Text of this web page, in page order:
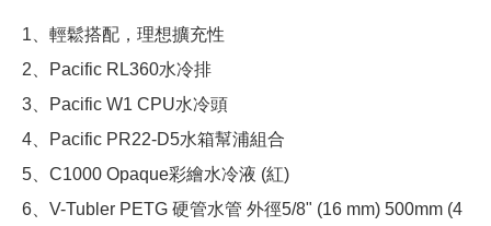
1、輕鬆搭配，理想擴充性
2、Pacific RL360水冷排
3、Pacific W1 CPU水冷頭
4、Pacific PR22-D5水箱幫浦組合
5、C1000 Opaque彩繪水冷液 (紅)
6、V-Tubler PETG 硬管水管 外徑5/8" (16 mm) 500mm (4